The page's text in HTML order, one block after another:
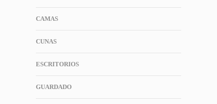
CAMAS
CUNAS
ESCRITORIOS
GUARDADO